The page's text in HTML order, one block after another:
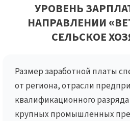
УРОВЕНЬ
НАПРАВЛЕНИИ
СЕЛЬСКОЕ
Размер заработной платы
от региона, отрасли
квалификационного
крупных промышленных